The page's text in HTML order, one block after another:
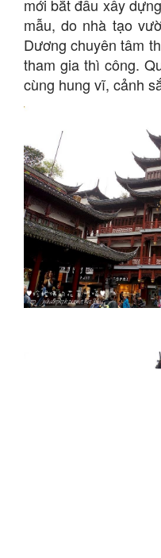
mới bắt đầu xây
mẫu, do nhà tạo
Dương chuyên tâm
tham gia thì công.
cùng hung vĩ, cảnh